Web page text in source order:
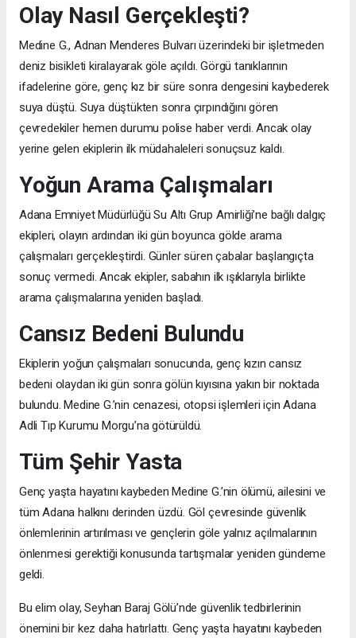
Olay Nasıl Gerçekleşti?
Medine G., Adnan Menderes Bulvarı üzerindeki bir işletmeden
deniz bisikleti kiralayarak göle açıldı. Görgü tanıklarının
ifadelerine göre, genç kız bir süre sonra dengesini kaybederek
suya düştü. Suya düştükten sonra çırpındığını gören
çevredekiler hemen durumu polise haber verdi. Ancak olay
yerine gelen ekiplerin ilk müdahaleleri sonuçsuz kaldı.
Yoğun Arama Çalışmaları
Adana Emniyet Müdürlüğü Su Altı Grup Amirliği’ne bağlı dalgıç
ekipleri, olayın ardından iki gün boyunca gölde arama
çalışmaları gerçekleştirdi. Günler süren çabalar başlangıçta
sonuç vermedi. Ancak ekipler, sabahın ilk ışıklarıyla birlikte
arama çalışmalarına yeniden başladı.
Cansız Bedeni Bulundu
Ekiplerin yoğun çalışmaları sonucunda, genç kızın cansız
bedeni olaydan iki gün sonra gölün kıyısına yakın bir noktada
bulundu. Medine G.’nin cenazesi, otopsi işlemleri için Adana
Adli Tıp Kurumu Morgu’na götürüldü.
Tüm Şehir Yasta
Genç yaşta hayatını kaybeden Medine G.’nin ölümü, ailesini ve
tüm Adana halkını derinden üzdü. Göl çevresinde güvenlik
önlemlerinin artırılması ve gençlerin göle yalnız açılmalarının
önlenmesi gerektiği konusunda tartışmalar yeniden gündeme
geldi.
Bu elim olay, Seyhan Baraj Gölü’nde güvenlik tedbirlerinin
önemini bir kez daha hatırlattı. Genç yaşta hayatını kaybeden